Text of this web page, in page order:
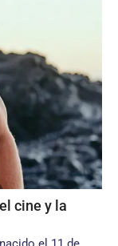
cine y la